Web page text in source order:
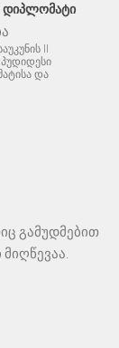
ᲓᲘᲞᲚᲝᲛᲐᲢᲘ
II
და
გამუდმებით